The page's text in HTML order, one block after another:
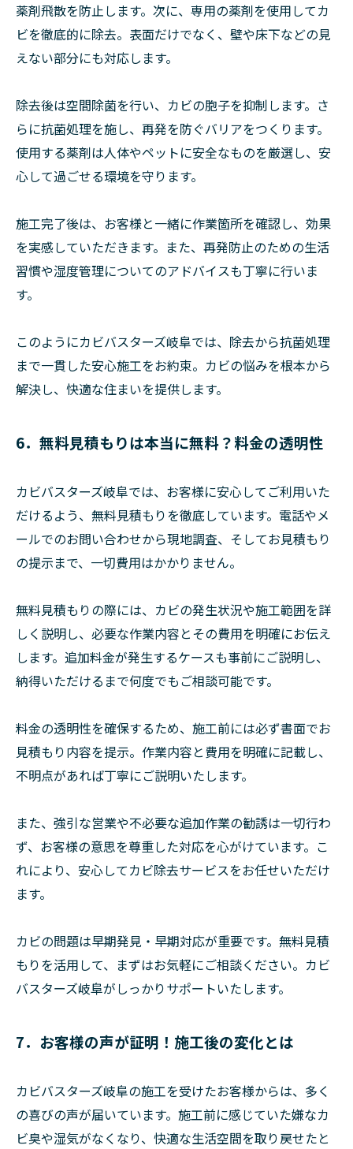
薬剤飛散を防止します。次に、専用の薬剤を使用してカ
ビを徹底的に除去。表面だけでなく、壁や床下などの見
えない部分にも対応します。
除去後は空間除菌を行い、カビの胞子を抑制します。さ
らに抗菌処理を施し、再発を防ぐバリアをつくります。
使用する薬剤は人体やペットに安全なものを厳選し、安
心して過ごせる環境を守ります。
施工完了後は、お客様と一緒に作業箇所を確認し、効果
を実感していただきます。また、再発防止のための生活
習慣や湿度管理についてのアドバイスも丁寧に行いま
す。
このようにカビバスターズ岐阜では、除去から抗菌処理
まで一貫した安心施工をお約束。カビの悩みを根本から
解決し、快適な住まいを提供します。
6．無料見積もりは本当に無料？料金の透明性
カビバスターズ岐阜では、お客様に安心してご利用いた
だけるよう、無料見積もりを徹底しています。電話やメ
ールでのお問い合わせから現地調査、そしてお見積もり
の提示まで、一切費用はかかりません。
無料見積もりの際には、カビの発生状況や施工範囲を詳
しく説明し、必要な作業内容とその費用を明確にお伝え
します。追加料金が発生するケースも事前にご説明し、
納得いただけるまで何度でもご相談可能です。
料金の透明性を確保するため、施工前には必ず書面でお
見積もり内容を提示。作業内容と費用を明確に記載し、
不明点があれば丁寧にご説明いたします。
また、強引な営業や不必要な追加作業の勧誘は一切行わ
ず、お客様の意思を尊重した対応を心がけています。こ
れにより、安心してカビ除去サービスをお任せいただけ
ます。
カビの問題は早期発見・早期対応が重要です。無料見積
もりを活用して、まずはお気軽にご相談ください。カビ
バスターズ岐阜がしっかりサポートいたします。
7．お客様の声が証明！施工後の変化とは
カビバスターズ岐阜の施工を受けたお客様からは、多く
の喜びの声が届いています。施工前に感じていた嫌なカ
ビ臭や湿気がなくなり、快適な生活空間を取り戻せたと